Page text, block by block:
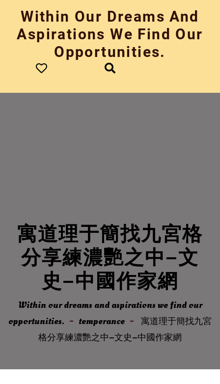
content
Within Our Dreams And
Aspirations We Find Our
Opportunities.
寓道理于簡找九宮格
分享練濃艷之中–文
史–中國作家網
Within our dreams and aspirations we find our
opportunities.
temperance
寓道理于簡找九宮
格分享練濃艷之中–文史–中國作家網